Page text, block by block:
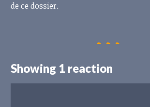
de ce dossier.
Showing 1 reaction